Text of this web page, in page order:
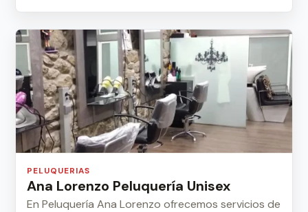
PELUQUERIAS
Ana Lorenzo Peluquería Unisex
En Peluquería Ana Lorenzo ofrecemos servicios de